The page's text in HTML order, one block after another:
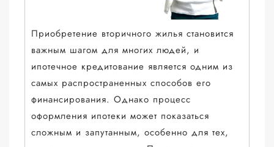
Приобретение вторичного жилья становится
важным шагом для многих людей, и
ипотечное кредитование является одним из
самых распространенных способов его
финансирования. Однако процесс
оформления ипотеки может показаться
сложным и запутанным, особенно для тех,